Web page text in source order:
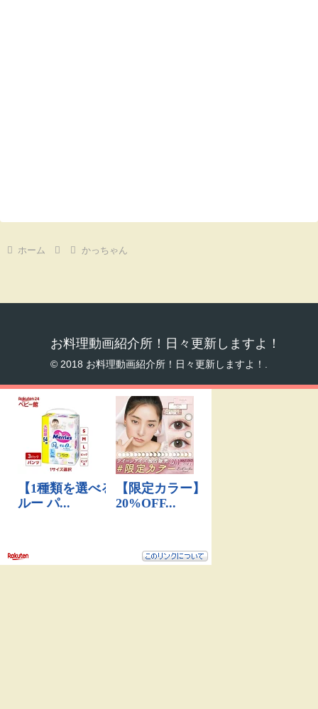
ホーム かっちゃん
お料理動画紹介所！日々更新しますよ！
© 2018 お料理動画紹介所！日々更新しますよ！.